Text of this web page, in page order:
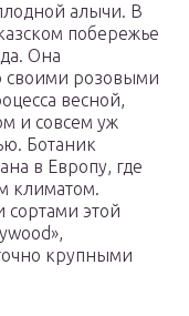
алычи. В
побережье
Она
своими розовыми
весной,
и совсем уж
Ботаник
в Европу, где
климатом.
этой
крупными